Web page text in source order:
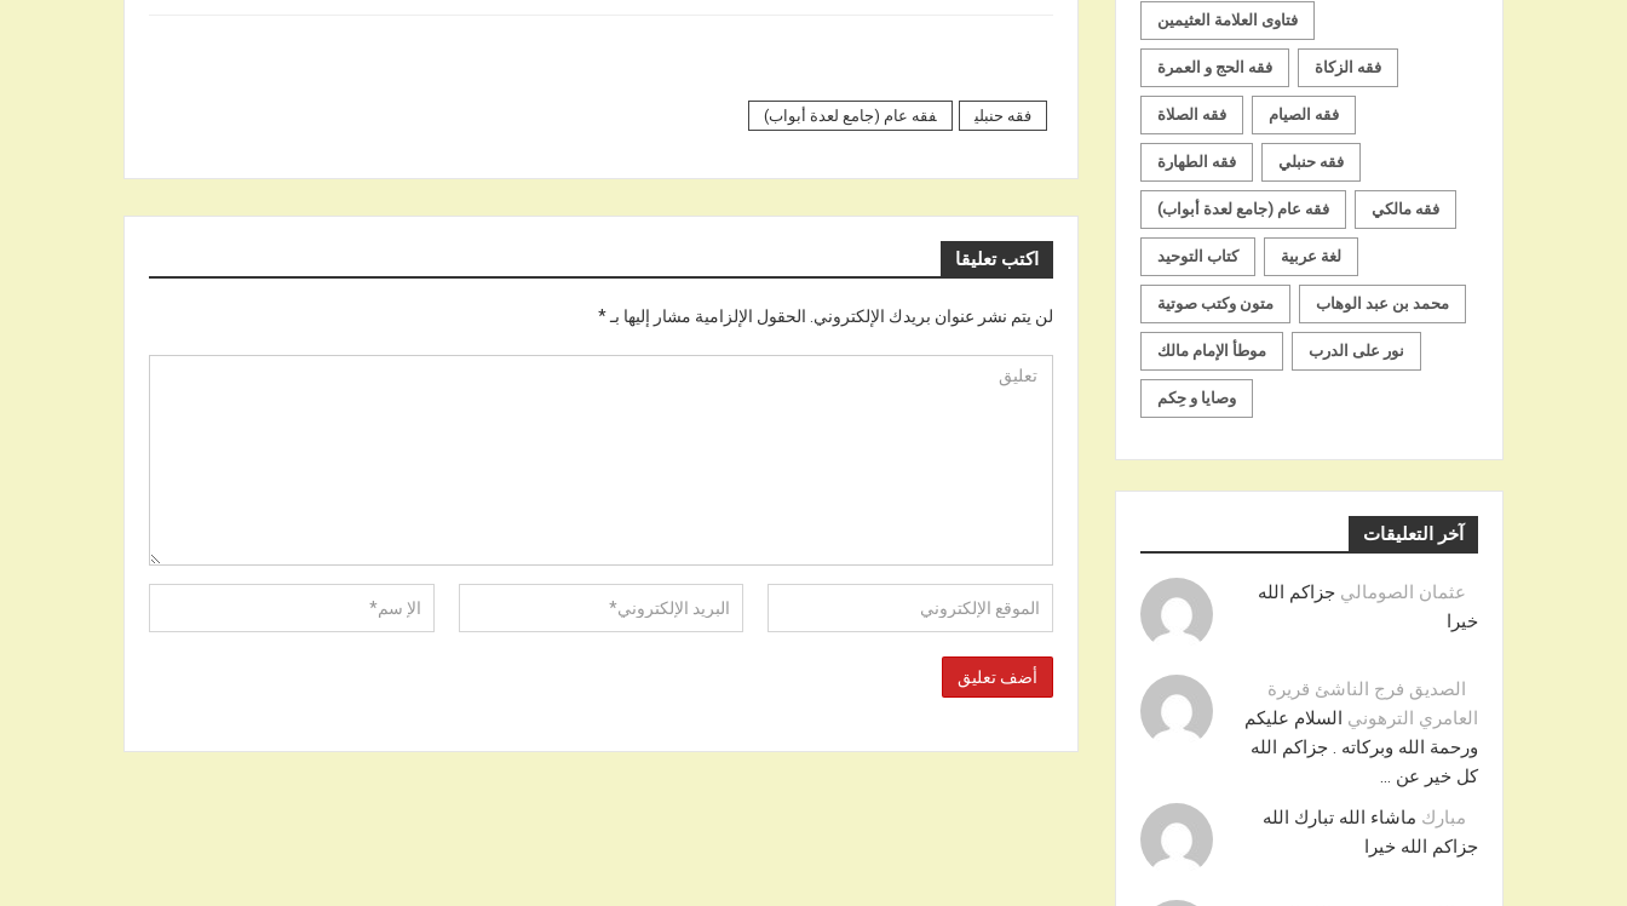
فقه حنبلي فقه عام (جامع لعدة أبواب)
اكتب تعليقا
لن يتم نشر عنوان بريدك الإلكتروني. الحقول الإلزامية مشار إليها بـ*
فتاوى العلامة العثيمين
فقه الحج و العمرة فقه الزكاة
فقه الصلاة فقه الصيام
فقه الطهارة فقه حنبلي
فقه عام (جامع لعدة أبواب) فقه مالكي
كتاب التوحيد لغة عربية
متون وكتب صوتية محمد بن عبد الوهاب
موطأ الإمام مالك نور على الدرب
وصايا و حِكم
آخر التعليقات
عثمان الصومالي جزاكم الله
خيرا
الصديق فرج الناشئ قريرة
العامري الترهوني السلام عليكم
ورحمة الله وبركاته . جزاكم الله
كل خير عن …
مبارك ماشاء الله تبارك الله
جزاكم الله خيرا